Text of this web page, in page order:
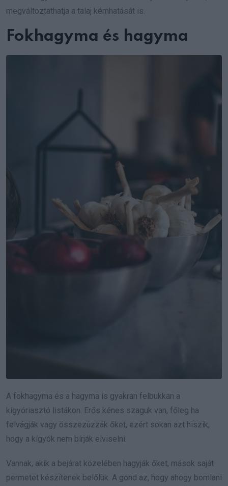
megváltoztathatja a talaj kémhatását is.
Fokhagyma és hagyma
A fokhagyma és a hagyma is gyakran felbukkan a
kígyóriasztó listákon. Erős kénes szaguk van, főleg ha
felvágják vagy összezúzzák őket, ezért sokan azt hiszik,
hogy a kígyók nem bírják elviselni.
Vannak, akik a bejárat közelében hagyják őket, mások saját
permetet készítenek belőlük. A gond az, hogy ahogy bomlani